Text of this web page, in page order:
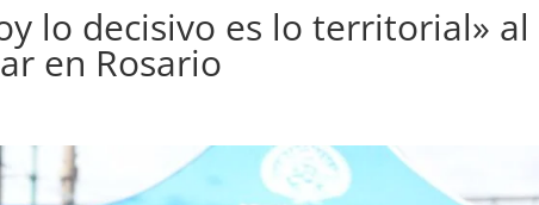
lo decisivo es lo territorial» al
en Rosario